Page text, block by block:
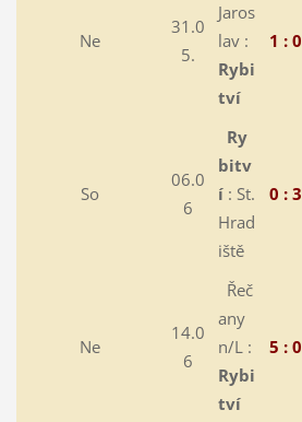
Ne
31.0
5.
Jaros
lav :
Rybi
tví
1 : 0
So
06.0
6
Ry
bitv
í: St.
Hrad
iště
0 : 3
Ne
14.0
6
Řeč
any
n/L :
Rybi
tví
5 : 0